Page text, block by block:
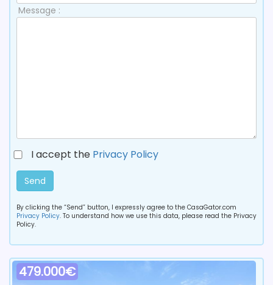
Message :
I accept the Privacy Policy
Send
By clicking the “Send” button, I expressly agree to the CasaGator.com
Privacy Policy. To understand how we use this data, please read the Privacy
Policy.
479.000€